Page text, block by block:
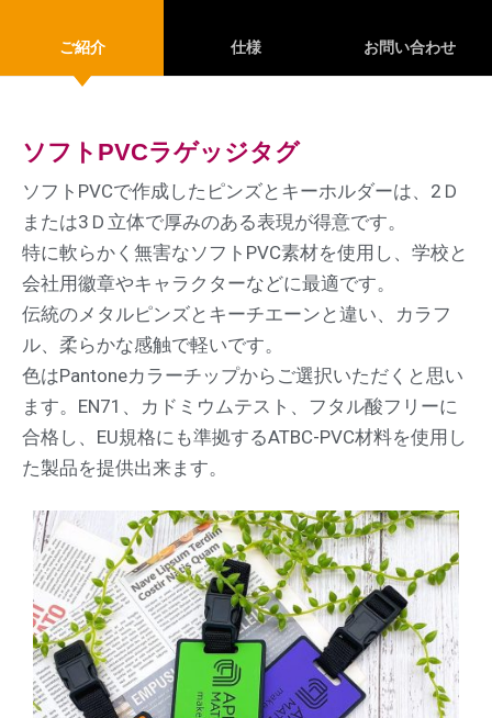
ご紹介 仕様 お問い合わせ
ソフトPVCラゲッジタグ
ソフトPVCで作成したピンズとキーホルダーは、2Ｄ
または3Ｄ立体で厚みのある表現が得意です。
特に軟らかく無害なソフトPVC素材を使用し、学校と
会社用徽章やキャラクターなどに最適です。
伝統のメタルピンズとキーチエーンと違い、カラフ
ル、柔らかな感触で軽いです。
色はPantoneカラーチップからご選択いただくと思い
ます。EN71、カドミウムテスト、フタル酸フリーに
合格し、EU規格にも準拠するATBC-PVC材料を使用し
た製品を提供出来ます。